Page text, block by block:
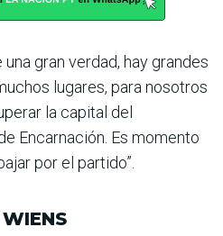
gran verdad, hay gran­des
lugares, para noso­tros
la capital del
Encarnación. Es momento
por el partido”.